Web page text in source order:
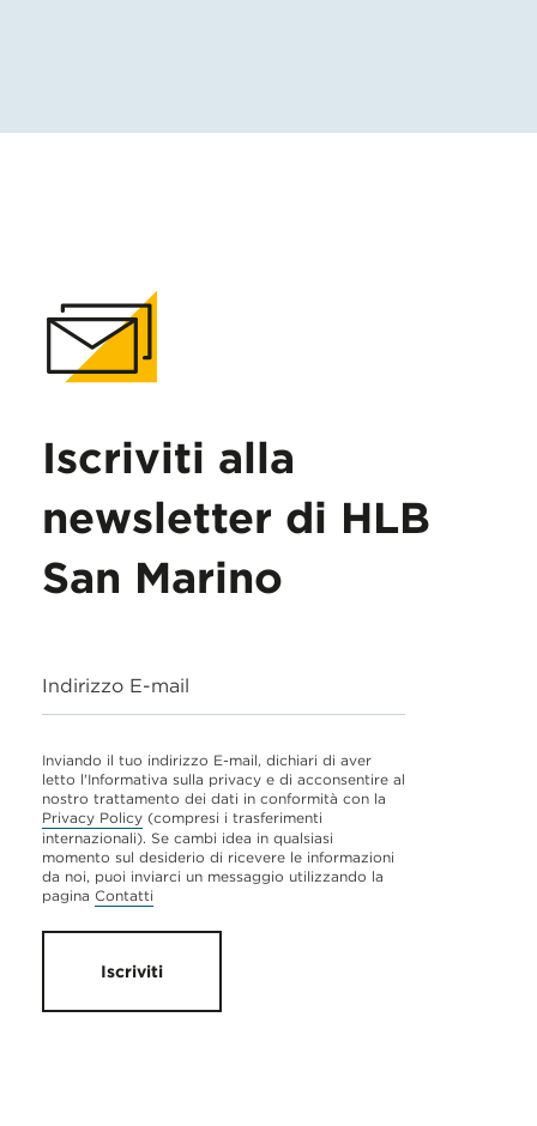
Iscriviti alla
newsletter di HLB
San Marino
Indirizzo E-mail
Inviando il tuo indirizzo E-mail, dichiari di aver
letto l'Informativa sulla privacy e di acconsentire al
nostro trattamento dei dati in conformità con la
Privacy Policy (compresi i trasferimenti
internazionali). Se cambi idea in qualsiasi
momento sul desiderio di ricevere le informazioni
da noi, puoi inviarci un messaggio utilizzando la
pagina Contatti
Iscriviti